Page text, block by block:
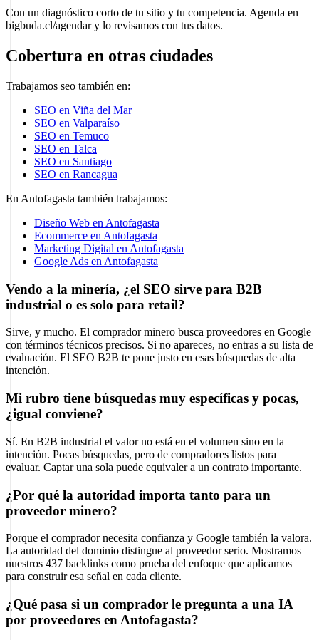
Con un diagnóstico corto de tu sitio y tu competencia. Agenda en
bigbuda.cl/agendar y lo revisamos con tus datos.
Cobertura en otras ciudades
Trabajamos seo también en:
SEO en Viña del Mar
SEO en Valparaíso
SEO en Temuco
SEO en Talca
SEO en Santiago
SEO en Rancagua
En Antofagasta también trabajamos:
Diseño Web en Antofagasta
Ecommerce en Antofagasta
Marketing Digital en Antofagasta
Google Ads en Antofagasta
Vendo a la minería, ¿el SEO sirve para B2B
industrial o es solo para retail?
Sirve, y mucho. El comprador minero busca proveedores en Google
con términos técnicos precisos. Si no apareces, no entras a su lista de
evaluación. El SEO B2B te pone justo en esas búsquedas de alta
intención.
Mi rubro tiene búsquedas muy específicas y pocas,
¿igual conviene?
Sí. En B2B industrial el valor no está en el volumen sino en la
intención. Pocas búsquedas, pero de compradores listos para
evaluar. Captar una sola puede equivaler a un contrato importante.
¿Por qué la autoridad importa tanto para un
proveedor minero?
Porque el comprador necesita confianza y Google también la valora.
La autoridad del dominio distingue al proveedor serio. Mostramos
nuestros 437 backlinks como prueba del enfoque que aplicamos
para construir esa señal en cada cliente.
¿Qué pasa si un comprador le pregunta a una IA
por proveedores en Antofagasta?